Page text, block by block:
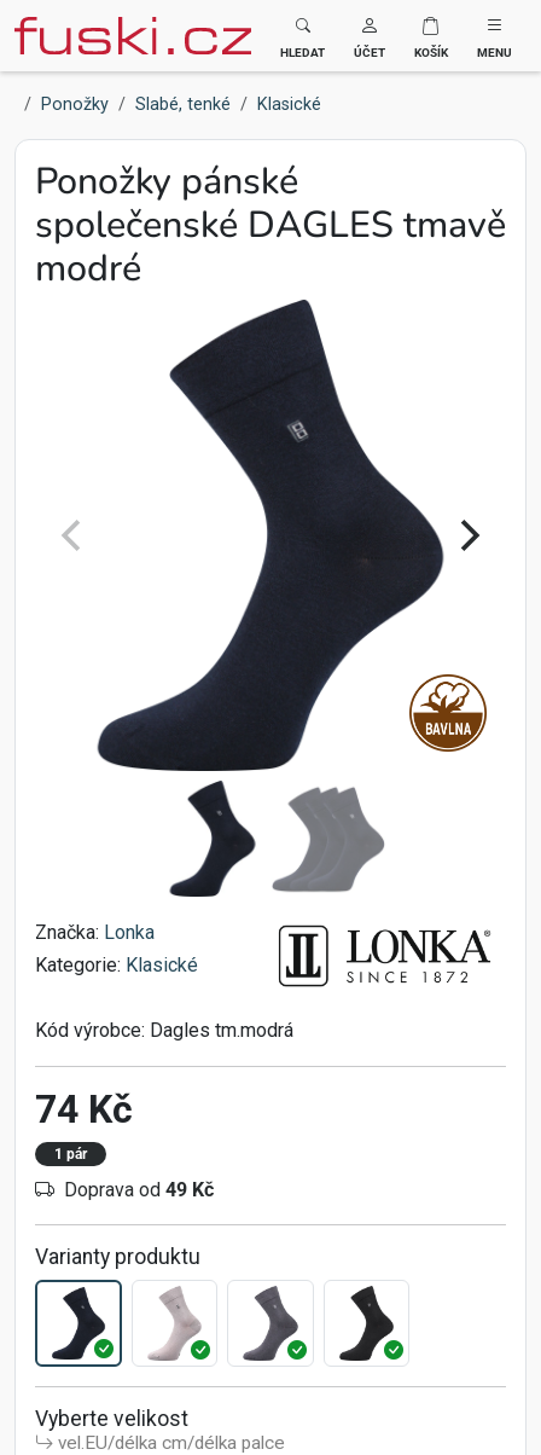
Fuski BOMA
HLEDAT ÚČET KOŠÍK MENU
Ponožky Slabé, tenké Klasické
Ponožky pánské
společenské DAGLES tmavě
modré
Značka: Lonka
Kategorie: Klasické
Kód výrobce: Dagles tm.modrá
74 Kč
1 pár
Doprava od 49 Kč
Varianty produktu
Vyberte velikost
vel.EU/délka cm/délka palce